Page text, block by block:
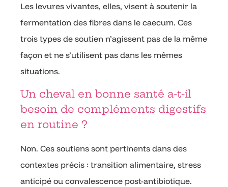
Les levures vivantes, elles, visent à soutenir la
fermentation des fibres dans le caecum. Ces
trois types de soutien n’agissent pas de la même
façon et ne s’utilisent pas dans les mêmes
situations.
Un cheval en bonne santé a-t-il
besoin de compléments digestifs
en routine ?
Non. Ces soutiens sont pertinents dans des
contextes précis : transition alimentaire, stress
anticipé ou convalescence post-antibiotique.